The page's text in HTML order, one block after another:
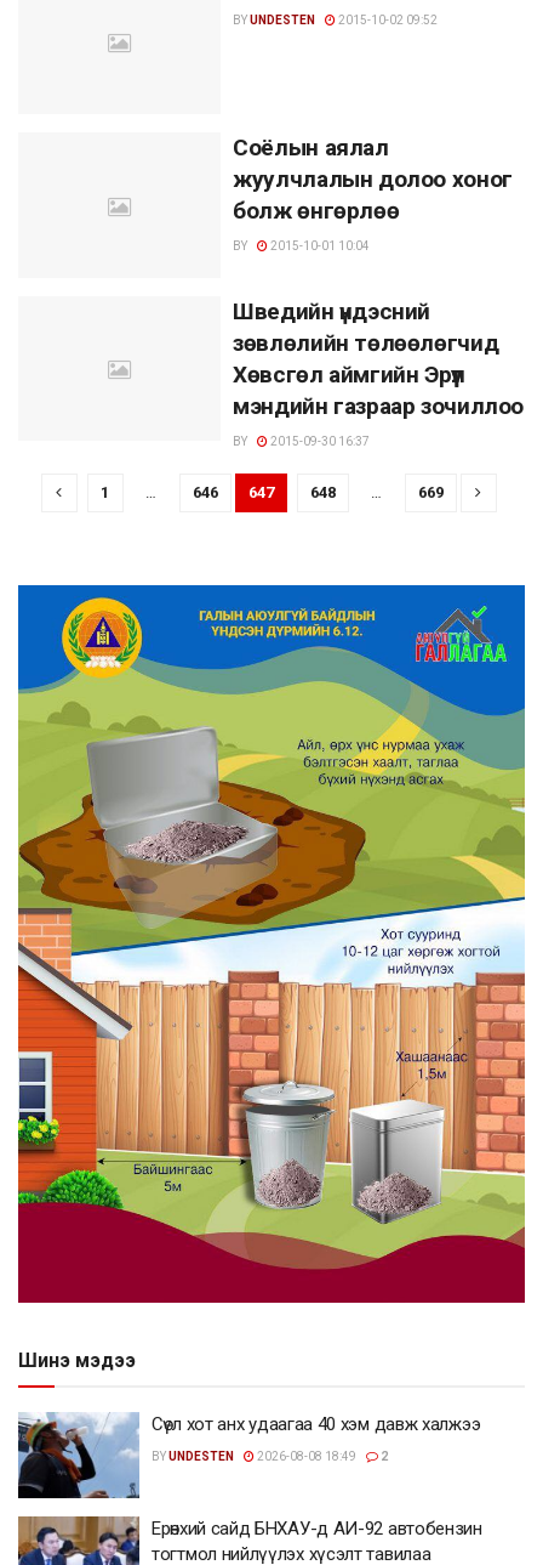
BYUNDESTEN 2015-10-02 09:52
Соёлын аялал
жуулчлалын долоо хоног
болж өнгөрлөө
BY 2015-10-01 10:04
Шведийн үндэсний
зөвлөлийн төлөөлөгчид
Хөвсгөл аймгийн Эрүүл
мэндийн газраар зочиллоо
BY 2015-09-30 16:37
1 646 647 648 669
Шинэ мэдээ
Сөүл хот анх удаагаа 40 хэм давж халжээ
BYUNDESTEN 2026-08-08 18:49 2
Ерөнхий сайд БНХАУ-д АИ-92 автобензин
тогтмол нийлүүлэх хүсэлт тавилаа